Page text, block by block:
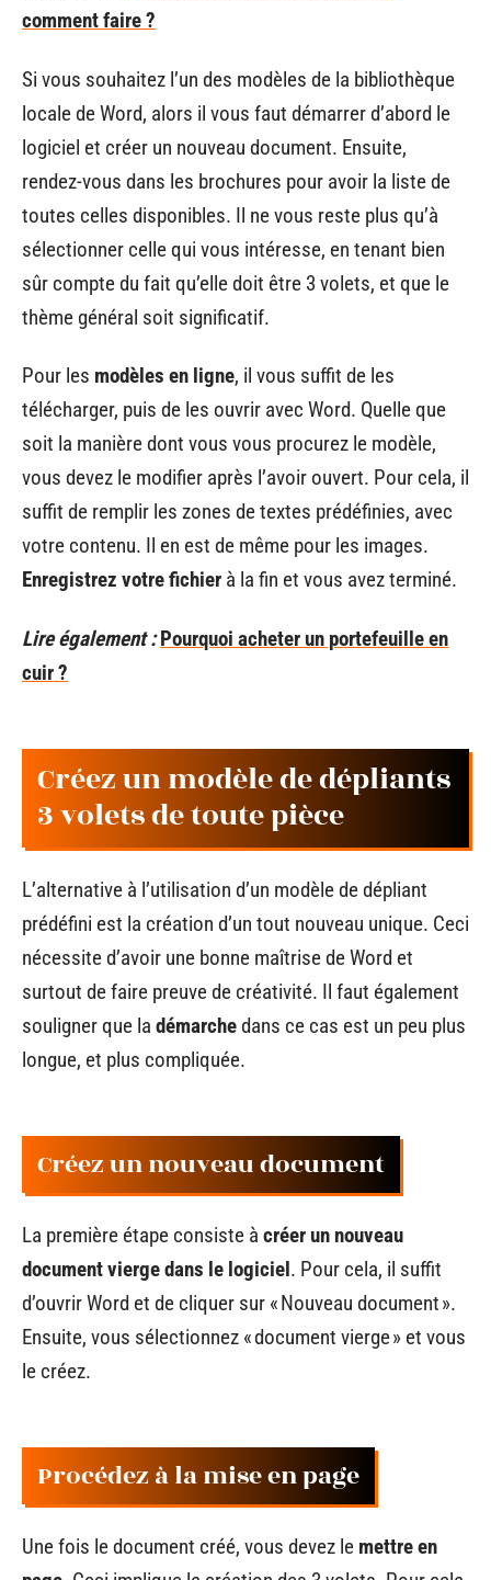
comment faire ?
Si vous souhaitez l’un des modèles de la bibliothèque
locale de Word, alors il vous faut démarrer d’abord le
logiciel et créer un nouveau document. Ensuite,
rendez-vous dans les brochures pour avoir la liste de
toutes celles disponibles. Il ne vous reste plus qu’à
sélectionner celle qui vous intéresse, en tenant bien
sûr compte du fait qu’elle doit être 3 volets, et que le
thème général soit significatif.
Pour les modèles en ligne, il vous suffit de les
télécharger, puis de les ouvrir avec Word. Quelle que
soit la manière dont vous vous procurez le modèle,
vous devez le modifier après l’avoir ouvert. Pour cela, il
suffit de remplir les zones de textes prédéfinies, avec
votre contenu. Il en est de même pour les images.
Enregistrez votre fichier à la fin et vous avez terminé.
Lire également : Pourquoi acheter un portefeuille en
cuir ?
Créez un modèle de dépliants
3 volets de toute pièce
L’alternative à l’utilisation d’un modèle de dépliant
prédéfini est la création d’un tout nouveau unique. Ceci
nécessite d’avoir une bonne maîtrise de Word et
surtout de faire preuve de créativité. Il faut également
souligner que la démarchedans ce cas est un peu plus
longue, et plus compliquée.
Créez un nouveau document
La première étape consiste à créer un nouveau
document vierge dans le logiciel. Pour cela, il suffit
d’ouvrir Word et de cliquer sur « Nouveau document ».
Ensuite, vous sélectionnez « document vierge » et vous
le créez.
Procédez à la mise en page
Une fois le document créé, vous devez le mettre en